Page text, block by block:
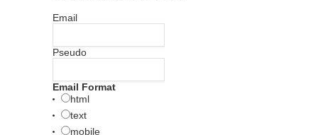
Email
Pseudo
Email Format
html
text
mobile